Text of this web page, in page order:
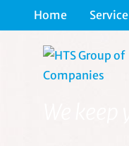
Home
We